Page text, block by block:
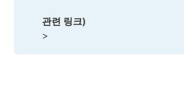
관련 링크)
>